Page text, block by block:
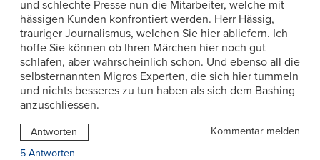
und schlechte Presse nun die Mitarbeiter, welche mit
hässigen Kunden konfrontiert werden. Herr Hässig,
trauriger Journalismus, welchen Sie hier abliefern. Ich
hoffe Sie können ob Ihren Märchen hier noch gut
schlafen, aber wahrscheinlich schon. Und ebenso all die
selbsternannten Migros Experten, die sich hier tummeln
und nichts besseres zu tun haben als sich dem Bashing
anzuschliessen.
Antworten
Kommentar melden
5 Antworten